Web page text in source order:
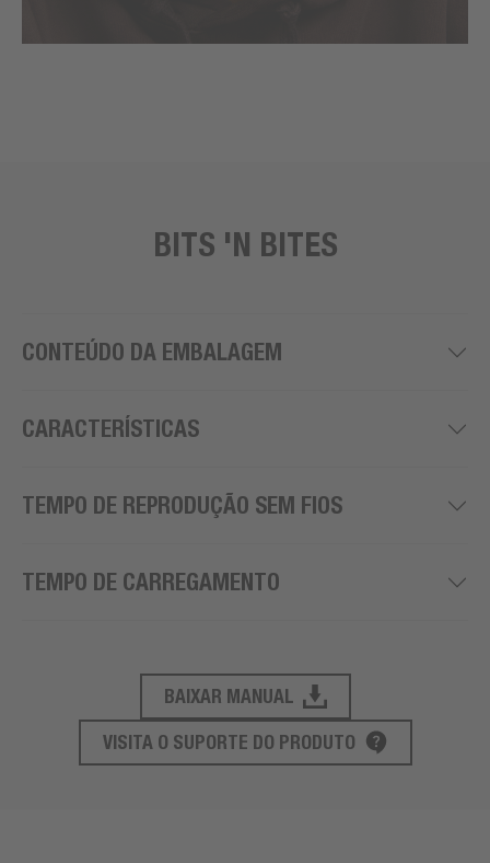
BITS 'N BITES
CONTEÚDO DA EMBALAGEM
CARACTERÍSTICAS
TEMPO DE REPRODUÇÃO SEM FIOS
TEMPO DE CARREGAMENTO
SUPORTE AO PRODUTO
BAIXAR MANUAL
VISITA O SUPORTE DO PRODUTO